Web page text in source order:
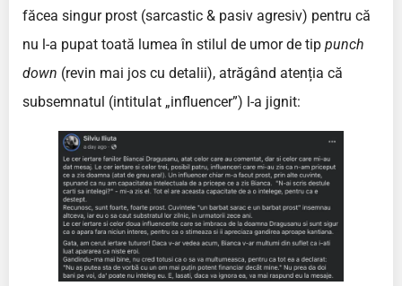
făcea singur prost (sarcastic & pasiv agresiv) pentru că
nu l-a pupat toată lumea în stilul de umor de tip punch
down (revin mai jos cu detalii), atrăgând atenția că
subsemnatul (intitulat „influencer”) l-a jignit: